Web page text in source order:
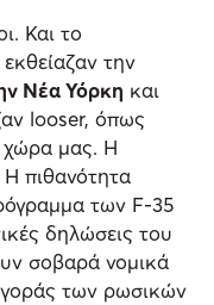
Και το
την
Νέα Υόρκη και
looser, όπως
χώρα μας. Η
πιθανότητα
των F-35
δηλώσεις του
σοβαρά νομικά
των ρωσικών